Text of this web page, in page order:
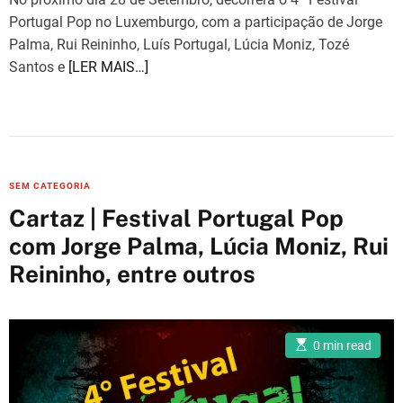
Portugal Pop no Luxemburgo, com a participação de Jorge
Palma, Rui Reininho, Luís Portugal, Lúcia Moniz, Tozé
Santos e [LER MAIS…]
C
a
t
e
g
r
SEM CATEGORIA
Cartaz | Festival Portugal Pop
com Jorge Palma, Lúcia Moniz, Rui
Reininho, entre outros
E
s
i
m
0 min read